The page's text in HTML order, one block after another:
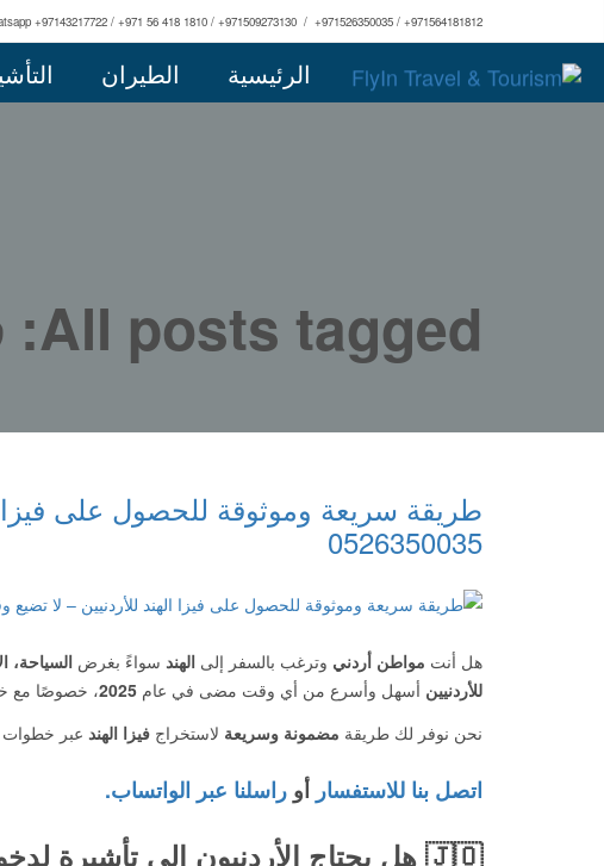
+97143217722 / +971 56 418 1810 / +971509273130 / +971526350035 / +971564181812
الرئيسية الطيران
All posts tagged: فيزا سياحية للهند
طريقة سريعة وموثوقة للحصول على فيزا
0526350035
هل أنت مواطن أردني وترغب بالسفر إلى الهند سواءً بغرض السياحة،
للأردنيين أسهل وأسرع من أي وقت مضى في عام 2025، خصوصًا مع
نحن نوفر لك طريقة مضمونة وسريعة لاستخراج فيزا الهند عبر خطوات
اتصل بنا للاستفسار أو راسلنا عبر الواتساب.
🇯🇴 هل يحتاج الأردنيون إلى تأشيرة